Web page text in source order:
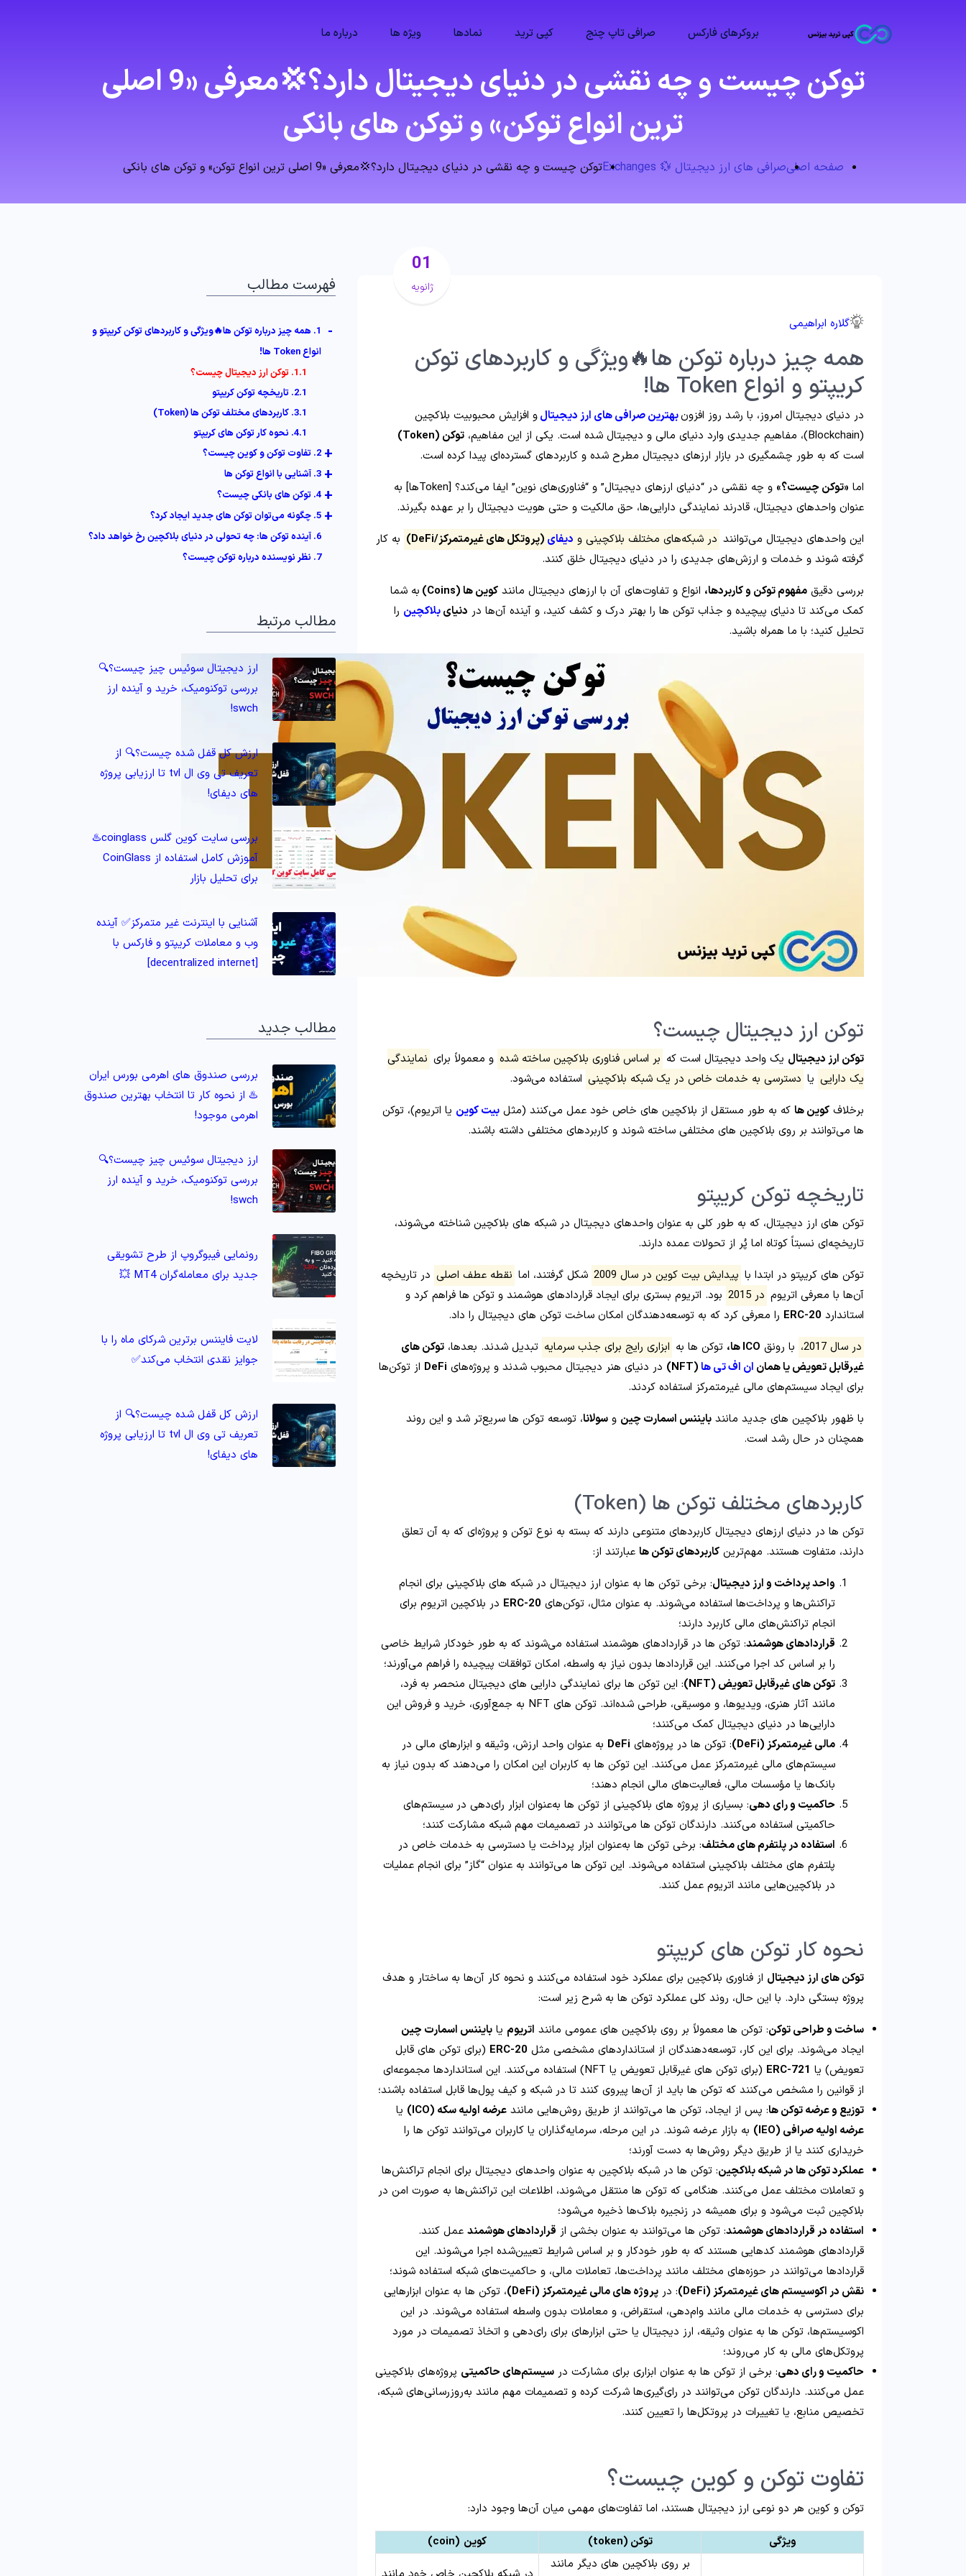
بروکرهای فارکس صرافی تاپ چنج کپی ترید نمادها ویژه ها درباره ما
توکن چیست و چه نقشی در دنیای دیجیتال دارد؟💢معرفی «9 اصلی
ترین انواع توکن» و توکن های بانکی
صفحه اصلیصرافی های ارز دیجیتال 💱 Exchanges توکن چیست و چه نقشی در دنیای دیجیتال دارد؟💢معرفی «9 اصلی ترین انواع توکن» و توکن های بانکی
01
ژانویه
گلاره ابراهیمی
همه چیز درباره توکن ها🔥ویژگی و کاربردهای توکن
کریپتو و انواع Token ها!
در دنیای دیجیتال امروز، با رشد روز افزونبهترین صرافی های ارز دیجیتالو افزایش محبوبیت بلاکچین
(Blockchain)، مفاهیم جدیدی وارد دنیای مالی و دیجیتال شده است. یکی از این مفاهیم،
توکن (Token)
است که به طور چشمگیری در بازار ارزهای دیجیتال مطرح شده و کاربردهای گسترده‌ای پیدا کرده است.
اما «توکن چیست؟»
و چه نقشی در “دنیای ارزهای دیجیتال” و “فناوری‌های نوین” ایفا می‌کند؟ [Tokenها] به‌
عنوان واحدهای دیجیتال، قادرند نمایندگی دارایی‌ها، حق مالکیت و حتی هویت دیجیتال را بر عهده بگیرند.
این واحدهای دیجیتال می‌توانند در شبکه‌های مختلف بلاکچینی و دیفای (پروتکل های غیرمتمرکز/DeFi)
به‌ کار
گرفته شوند و خدمات و ارزش‌های جدیدی را در دنیای دیجیتال خلق کنند.
بررسی دقیق مفهوم توکن و کاربردها، انواع و تفاوت‌های آن با ارزهای دیجیتال مانند کوین‌ ها (Coins)
به شما
کمک می‌کند تا دنیای پیچیده و جذاب توکن ها را بهتر درک و کشف کنید، و آینده آن‌ها در دنیایبلاکچین را
تحلیل کنید؛ با ما همراه باشید.
توکن ارز دیجیتال چیست؟
توکن ارز دیجیتال یک واحد دیجیتال است که بر اساس فناوری بلاکچین ساخته شده و معمولاً برای نمایندگی
یک دارایی یا دسترسی به خدمات خاص در یک شبکه بلاکچینی استفاده می‌شود.
برخلاف کوین‌ ها که به‌ طور مستقل از بلاکچین‌ های خاص خود عمل می‌کنند (مثل بیت‌ کوین یا اتریوم)، توکن‌
ها می‌توانند بر روی بلاکچین‌ های مختلفی ساخته شوند و کاربردهای مختلفی داشته باشند.
تاریخچه توکن کریپتو
توکن‌ های ارز دیجیتال، که به‌ طور کلی به عنوان واحدهای دیجیتال در شبکه‌ های بلاکچین شناخته می‌شوند،
تاریخچه‌ای نسبتاً کوتاه اما پُر از تحولات عمده دارند.
توکن‌ های کریپتو در ابتدا با پیدایش بیت‌ کوین در سال 2009 شکل گرفتند، اما نقطه عطف اصلی در تاریخچه
آن‌ها با معرفی اتریوم در 2015
بود. اتریوم بستری برای ایجاد قراردادهای هوشمند و توکن‌ ها فراهم کرد و
استاندارد ERC-20 را معرفی کرد که به توسعه‌دهندگان امکان ساخت توکن‌ های دیجیتال را داد.
در سال 2017،
با رونق ICO ها، توکن‌ ها به ابزاری رایج برای جذب سرمایه تبدیل شدند. بعدها، توکن‌ های
غیرقابل تعویض یا همان ان اف تی ها(NFT) در دنیای هنر دیجیتال محبوب شدند و پروژه‌های DeFi از توکن‌ها
برای ایجاد سیستم‌های مالی غیرمتمرکز استفاده کردند.
با ظهور بلاکچین‌ های جدید مانند بایننس اسمارت چین و سولانا، توسعه توکن‌ ها سریع‌تر شد و این روند
همچنان در حال رشد است.
کاربردهای مختلف توکن ها (Token)
توکن‌ ها در دنیای ارزهای دیجیتال کاربردهای متنوعی دارند که بسته به نوع توکن و پروژه‌ای که به آن تعلق
دارند، متفاوت هستند. مهم‌ترین کاربردهای توکن‌ ها عبارتند از:
واحد پرداخت و ارز دیجیتال: برخی توکن‌ ها به‌ عنوان ارز دیجیتال در شبکه‌ های بلاکچینی برای انجام
تراکنش‌ها و پرداخت‌ها استفاده می‌شوند. به عنوان مثال، توکن‌های ERC-20 در بلاکچین اتریوم برای
انجام تراکنش‌های مالی کاربرد دارند؛
قراردادهای هوشمند: توکن‌ ها در قراردادهای هوشمند استفاده می‌شوند که به‌ طور خودکار شرایط خاصی
را بر اساس کد اجرا می‌کنند. این قراردادها بدون نیاز به واسطه، امکان توافقات پیچیده را فراهم می‌آورند؛
توکن‌ های غیرقابل تعویض (NFT)
: این توکن‌ ها برای نمایندگی دارایی‌ های دیجیتال منحصر به فرد،
مانند آثار هنری، ویدیوها، و موسیقی، طراحی شده‌اند. توکن‌ های NFT به جمع‌آوری، خرید و فروش این
دارایی‌ها در دنیای دیجیتال کمک می‌کنند؛
مالی غیرمتمرکز (DeFi)
: توکن‌ ها در پروژه‌های DeFi به‌ عنوان واحد ارزش، وثیقه و ابزارهای مالی در
سیستم‌های مالی غیرمتمرکز عمل می‌کنند. این توکن‌ ها به کاربران این امکان را می‌دهند که بدون نیاز به
بانک‌ها یا مؤسسات مالی، فعالیت‌های مالی انجام دهند؛
حاکمیت و رای‌ دهی: بسیاری از پروژه‌ های بلاکچینی از توکن‌ ها به‌عنوان ابزار رای‌دهی در سیستم‌های
حاکمیتی استفاده می‌کنند. دارندگان توکن‌ ها می‌توانند در تصمیمات مهم شبکه مشارکت کنند؛
استفاده در پلتفرم‌ های مختلف: برخی توکن‌ ها به‌عنوان ابزار پرداخت یا دسترسی به خدمات خاص در
پلتفرم‌ های مختلف بلاکچینی استفاده می‌شوند. این توکن‌ ها می‌توانند به‌ عنوان “گاز” برای انجام عملیات
در بلاکچین‌هایی مانند اتریوم عمل کنند.
نحوه کار توکن های کریپتو
توکن‌ های ارز دیجیتال از فناوری بلاکچین برای عملکرد خود استفاده می‌کنند و نحوه کار آن‌ها به ساختار و هدف
پروژه بستگی دارد. با این حال، روند کلی عملکرد توکن‌ ها به شرح زیر است:
ساخت و طراحی توکن: توکن‌ ها معمولاً بر روی بلاکچین‌ های عمومی مانند اتریوم یا بایننس اسمارت چین
ایجاد می‌شوند. برای این کار، توسعه‌دهندگان از استانداردهای مشخصی مثل ERC-20 (برای توکن‌ های قابل
تعویض) یا ERC-721
(برای توکن‌ های غیرقابل تعویض یا NFT) استفاده می‌کنند. این استانداردها مجموعه‌ای
از قوانین را مشخص می‌کنند که توکن‌ ها باید از آن‌ها پیروی کنند تا در شبکه و کیف پول‌ها قابل استفاده باشند؛
توزیع و عرضه توکن‌ ها: پس از ایجاد، توکن‌ ها می‌توانند از طریق روش‌هایی مانند عرضه اولیه سکه (ICO)
یا
عرضه اولیه صرافی (IEO)
به بازار عرضه شوند. در این مرحله، سرمایه‌گذاران یا کاربران می‌توانند توکن‌ ها را
خریداری کنند یا از طریق دیگر روش‌ها به‌ دست آورند؛
عملکرد توکن‌ ها در شبکه بلاکچین: توکن‌ ها در شبکه بلاکچین به‌ عنوان واحدهای دیجیتال برای انجام تراکنش‌ها
و تعاملات مختلف عمل می‌کنند. هنگامی که توکن‌ ها منتقل می‌شوند، اطلاعات این تراکنش‌ها به صورت امن در
بلاکچین ثبت می‌شود و برای همیشه در زنجیره بلاک‌ها ذخیره می‌شود؛
استفاده در قراردادهای هوشمند: توکن‌ ها می‌توانند به‌ عنوان بخشی از قراردادهای هوشمند عمل کنند.
قراردادهای هوشمند کدهایی هستند که به‌ طور خودکار و بر اساس شرایط تعیین‌شده اجرا می‌شوند. این
قراردادها می‌توانند در حوزه‌های مختلف مانند پرداخت‌ها، تعاملات مالی، و حاکمیت‌های شبکه استفاده شوند؛
نقش در اکوسیستم‌ های غیرمتمرکز (DeFi)
: در پروژه‌ های مالی غیرمتمرکز (DeFi)
، توکن‌ ها به‌ عنوان ابزارهایی
برای دسترسی به خدمات مالی مانند وام‌دهی، استقراض، و معاملات بدون واسطه استفاده می‌شوند. در این
اکوسیستم‌ها، توکن‌ ها به‌ عنوان وثیقه، ارز دیجیتال یا حتی ابزارهای برای رای‌دهی و اتخاذ تصمیمات در مورد
پروتکل‌های مالی به کار می‌روند؛
حاکمیت و رای‌ دهی: برخی از توکن‌ ها به‌ عنوان ابزاری برای مشارکت در سیستم‌های حاکمیتی پروژه‌های بلاکچینی
عمل می‌کنند. دارندگان توکن می‌توانند در رای‌گیری‌ها شرکت کرده و تصمیمات مهم مانند به‌روزرسانی‌های شبکه،
تخصیص منابع، یا تغییرات در پروتکل‌ها را تعیین کنند.
تفاوت توکن و کوین چیست؟
توکن و کوین هر دو نوعی ارز دیجیتال هستند، اما تفاوت‌های مهمی میان آن‌ها وجود دارد:
ویژگی
توکن (token) کوین (coin)
بر روی بلاکچین‌ های دیگر مانند
فهرست مطالب
1. همه چیز درباره توکن ها🔥ویژگی و کاربردهای توکن کریپتو و
انواع Token ها!
-
1.1. توکن ارز دیجیتال چیست؟
2.1. تاریخچه توکن کریپتو
3.1. کاربردهای مختلف توکن ها (Token)
4.1. نحوه کار توکن های کریپتو
2. تفاوت توکن و کوین چیست؟ +
3. آشنایی با انواع توکن ها +
4. توکن های بانکی چیست؟ +
5. چگونه می‌توان توکن‌ های جدید ایجاد کرد؟ +
6. آینده توکن‌ ها: چه تحولی در دنیای بلاکچین رخ خواهد داد؟
7. نظر نویسنده درباره توکن چیست؟
مطالب مرتبط
ارز دیجیتال سوئیس چیز چیست؟🔍
بررسی توکنومیک، خرید و آینده ارز
swch!
ارزش کل قفل شده چیست؟🔍 از
تعریف تی وی ال tvl تا ارزیابی پروژه‌
های دیفای!
بررسی سایت کوین گلس coinglass♨️
آموزش کامل استفاده از CoinGlass
برای تحلیل بازار
آشنایی با اینترنت غیر متمرکز✅ آینده
وب و معاملات کریپتو و فارکس با
[decentralized internet]
مطالب جدید
بررسی صندوق های اهرمی بورس ایران
♨️ از نحوه کار تا انتخاب بهترین صندوق
اهرمی موجود!
ارز دیجیتال سوئیس چیز چیست؟🔍
بررسی توکنومیک، خرید و آینده ارز
swch!
رونمایی فیبوگروپ از طرح تشویقی
جدید برای معامله‌گران MT4 💥
لایت فایننس برترین شرکای ماه را با
جوایز نقدی انتخاب می‌کند✅
ارزش کل قفل شده چیست؟🔍 از
تعریف تی وی ال tvl تا ارزیابی پروژه‌
های دیفای!